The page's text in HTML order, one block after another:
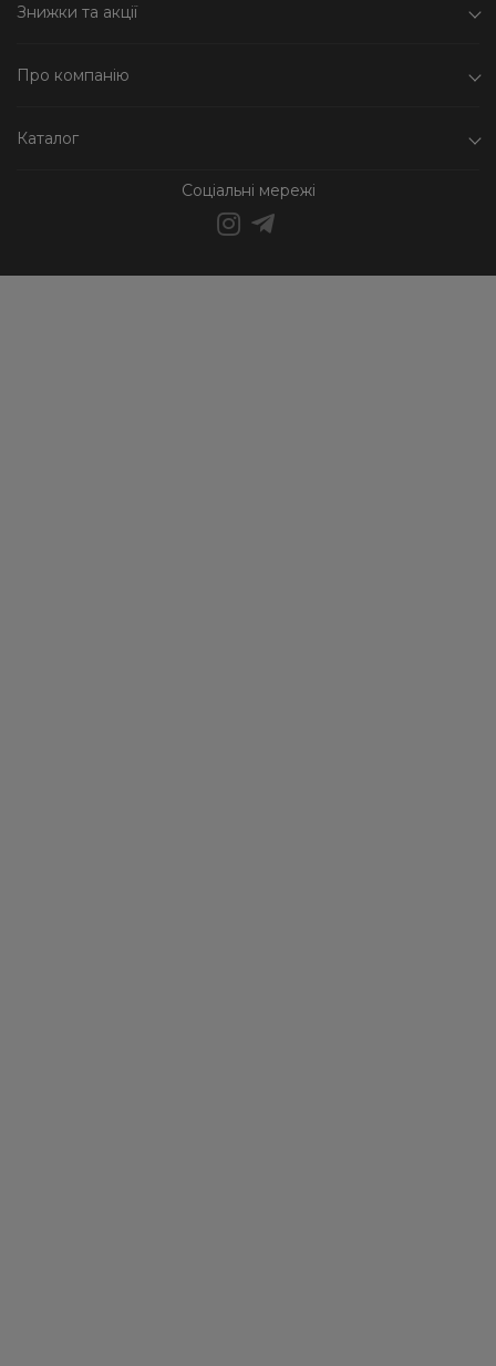
Знижки та акції
Про компанію
Каталог
Соціальні мережі